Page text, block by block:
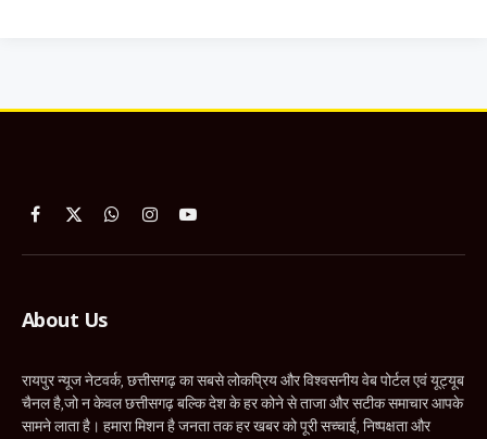
Facebook
X
WhatsApp
InstagramYouTube
About Us
रायपुर न्यूज नेटवर्क, छत्तीसगढ़ का सबसे लोकप्रिय और विश्वसनीय वेब पोर्टल एवं यूट्यूब
चैनल है,जो न केवल छत्तीसगढ़ बल्कि देश के हर कोने से ताजा और सटीक समाचार आपके
सामने लाता है। हमारा मिशन है जनता तक हर खबर को पूरी सच्चाई, निष्पक्षता और